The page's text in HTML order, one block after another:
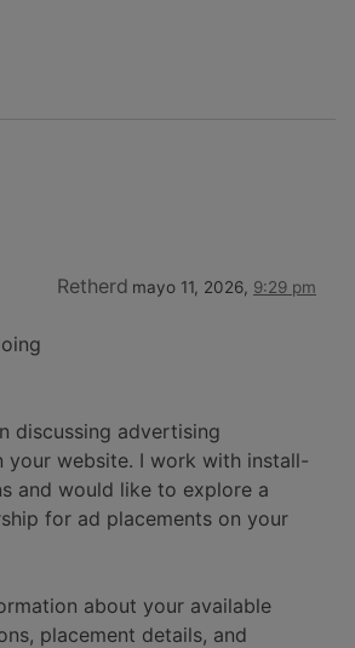
Retherd mayo 11, 2026, 9:29 pm
discussing advertising
your website. I work with install-
and would like to explore a
for ad placements on your
about your available
placement details, and